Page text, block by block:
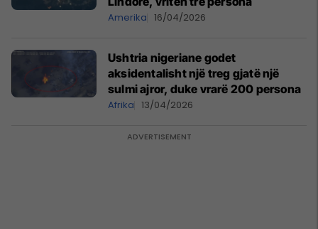
Amerika 16/04/2026
Ushtria nigeriane godet
aksidentalisht një treg gjatë një
sulmi ajror, duke vrarë 200 persona
Afrika 13/04/2026